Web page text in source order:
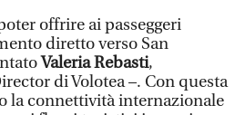
offrire ai passeggeri
diretto verso San
Valeria Rebasti,
di Volotea –. Con questa
la connettività internazionale